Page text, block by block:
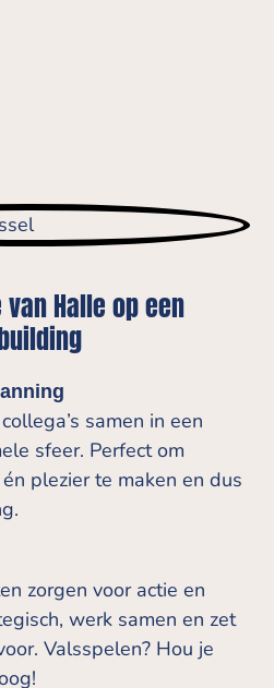
Halle op een
samen in een
sfeer. Perfect om
plezier te maken en dus
zorgen voor actie en
werk samen en zet
Valsspelen? Hou je